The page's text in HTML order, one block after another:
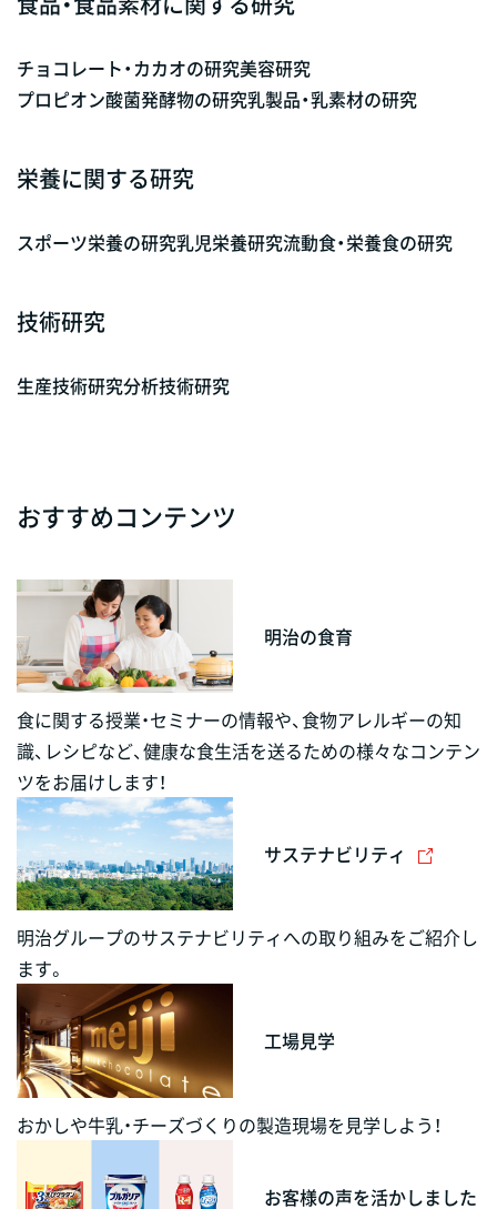
チョコレート・カカオの研究美容研究
プロピオン酸菌発酵物の研究乳製品・乳素材の研究
栄養に関する研究
スポーツ栄養の研究乳児栄養研究流動食・栄養食の研究
技術研究
生産技術研究分析技術研究
おすすめコンテンツ
明治の食育
食に関する授業・セミナーの情報や、食物アレルギーの知
識、レシピなど、健康な食生活を送るための様々なコンテン
ツをお届けします！
サステナビリティ
明治グループのサステナビリティへの取り組みをご紹介し
ます。
工場見学
おかしや牛乳・チーズづくりの製造現場を見学しよう！
お客様の声を活かしました